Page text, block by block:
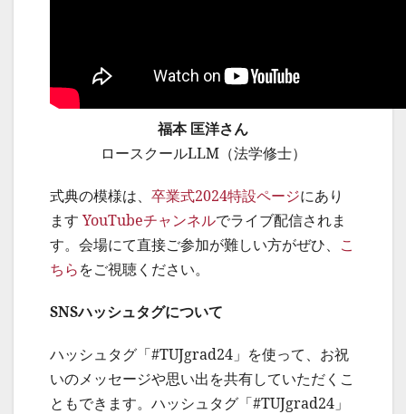
福本 匡洋さん
ロースクールLLM（法学修士）
式典の模様は、 卒業式2024特設ページにあり
ます YouTubeチャンネルでライブ配信されま
す。会場にて直接ご参加が難しい方がぜひ、 こ
ちらをご視聴ください。
SNSハッシュタグについて
ハッシュタグ「#TUJgrad24」を使って、お祝
いのメッセージや思い出を共有していただくこ
ともできます。ハッシュタグ「#TUJgrad24」